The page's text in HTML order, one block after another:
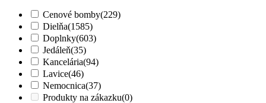
Cenové bomby(229)
Dielňa(1585)
Doplnky(603)
Jedáleň(35)
Kancelária(94)
Lavice(46)
Nemocnica(37)
Produkty na zákazku(0)